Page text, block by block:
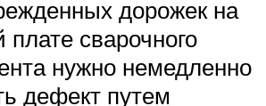
дорожек на
плате сварочного
нужно немедленно
дефект путем